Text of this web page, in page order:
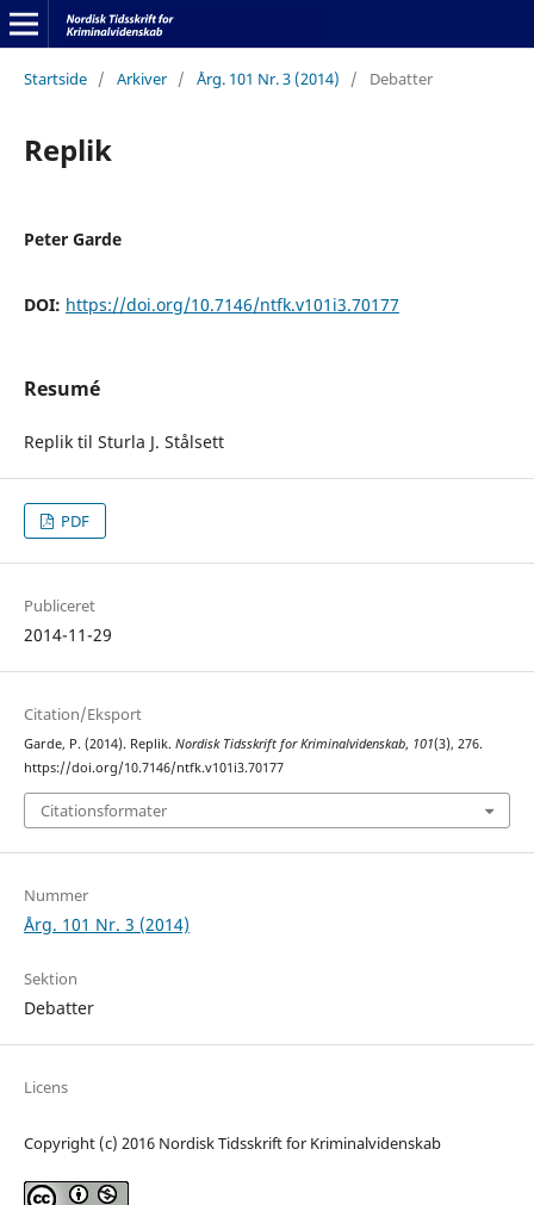
Startside / Arkiver / Årg. 101 Nr. 3 (2014) / Debatter
Replik
Peter Garde
DOI: https://doi.org/10.7146/ntfk.v101i3.70177
Resumé
Replik til Sturla J. Stålsett
PDF
Publiceret
2014-11-29
Citation/Eksport
Garde, P. (2014). Replik. Nordisk Tidsskrift for Kriminalvidenskab, 101(3), 276.
https://doi.org/10.7146/ntfk.v101i3.70177
Citationsformater
Nummer
Årg. 101 Nr. 3 (2014)
Sektion
Debatter
Licens
Copyright (c) 2016 Nordisk Tidsskrift for Kriminalvidenskab